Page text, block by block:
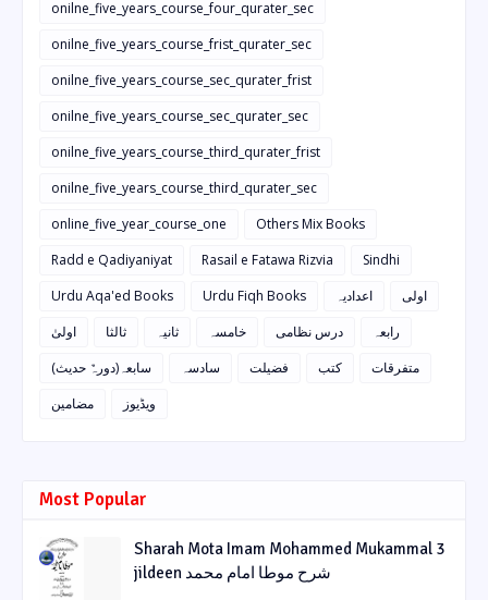
onilne_five_years_course_four_qurater_sec
onilne_five_years_course_frist_qurater_sec
onilne_five_years_course_sec_qurater_frist
onilne_five_years_course_sec_qurater_sec
onilne_five_years_course_third_qurater_frist
onilne_five_years_course_third_qurater_sec
online_five_year_course_one
Others Mix Books
Radd e Qadiyaniyat
Rasail e Fatawa Rizvia
Sindhi
Urdu Aqa'ed Books
Urdu Fiqh Books اعدادیہ
اولی
اولیٰ
ثالثا ثانیہ خامسہ درس نظامی
رابعہ
سابعہ(دورہٌ حدیث)
سادسہ فضیلت کتب
متفرقات
مضامین
ویڈیوز
Most Popular
Sharah Mota Imam Mohammed Mukammal 3
jildeen شرح موطا امام محمد